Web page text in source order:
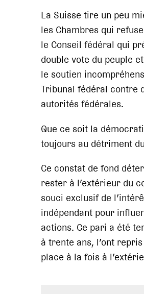
La Suisse tire un peu
les Chambres qui
le Conseil fédéral qui
double vote du peuple
le soutien
Tribunal fédéral contre
autorités fédérales.
Que ce soit la
toujours au détriment
Ce constat de fond
rester à l’extérieur du
souci exclusif de
indépendant pour
actions. Ce pari a été
à trente ans, l’ont
place à la fois à